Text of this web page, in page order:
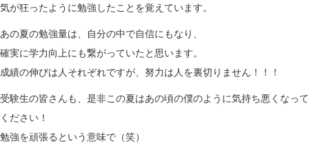
気が狂ったように勉強したことを覚えています。
あの夏の勉強量は、自分の中で自信にもなり、
確実に学力向上にも繋がっていたと思います。
成績の伸びは人それぞれですが、努力は人を裏切りません！！！
受験生の皆さんも、是非この夏はあの頃の僕のように気持ち悪くなって
ください！
勉強を頑張るという意味で（笑）